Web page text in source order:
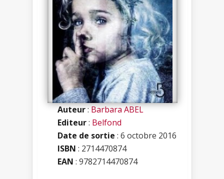
Auteur:Barbara ABEL
Editeur: Belfond
Date de sortie : 6 octobre 2016
ISBN : 2714470874
EAN : 9782714470874